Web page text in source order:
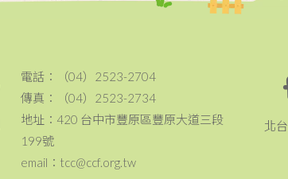
電話：（04）2523-2704
傳真：（04）2523-2734
地址：420 台中市豐原區豐原大道三段
199號
email：tcc@ccf.org.tw
北